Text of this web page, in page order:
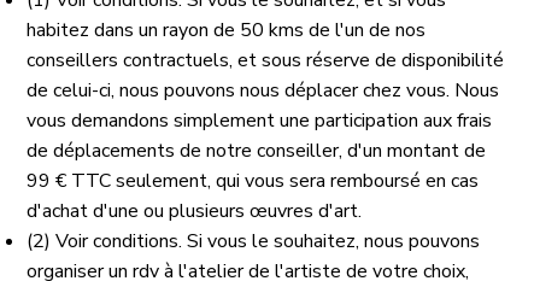
habitez dans un rayon de 50 kms de l'un de nos
conseillers contractuels, et sous réserve de disponibilité
de celui-ci, nous pouvons nous déplacer chez vous. Nous
vous demandons simplement une participation aux frais
de déplacements de notre conseiller, d'un montant de
99 € TTC seulement, qui vous sera remboursé en cas
d'achat d'une ou plusieurs œuvres d'art.
(2) Voir conditions. Si vous le souhaitez, nous pouvons
organiser un rdv à l'atelier de l'artiste de votre choix,